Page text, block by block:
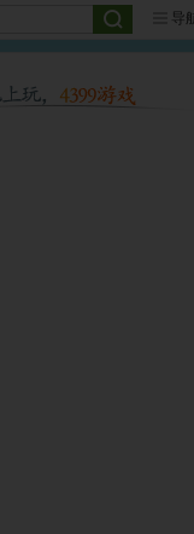
导